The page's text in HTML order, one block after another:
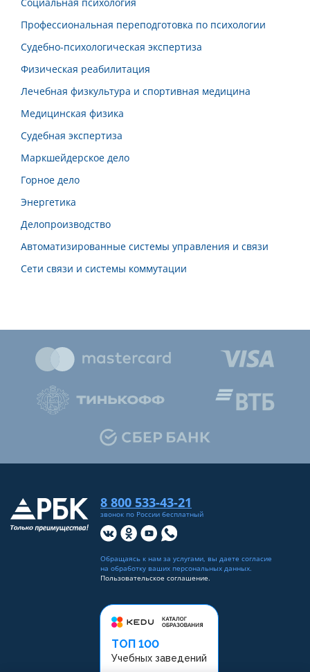
Профессиональная переподготовка по психологии
Судебно-психологическая экспертиза
Физическая реабилитация
Лечебная физкультура и спортивная медицина
Медицинская физика
Судебная экспертиза
Маркшейдерское дело
Горное дело
Энергетика
Делопроизводство
Автоматизированные системы управления и связи
Сети связи и системы коммутации
ТОП 100
Учебных заведений
8 800 533-43-21
звонок по России бесплатный
Обращаясь к нам за услугами, вы даете согласие
на обработку ваших персональных данных.
Пользовательское соглашение.